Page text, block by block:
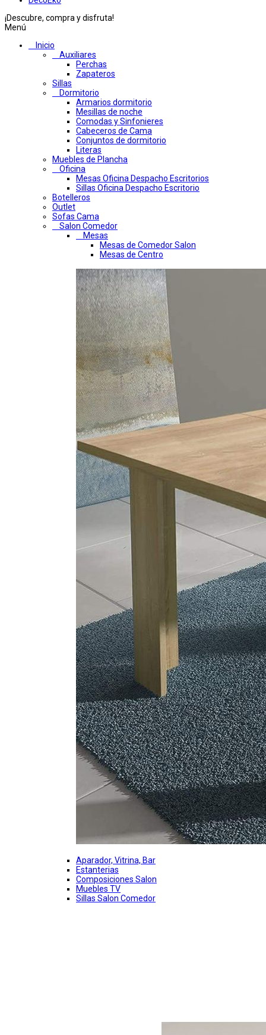
¡Descubre, compra y disfruta!
Menú
Inicio
Auxiliares
Perchas
Zapateros
Sillas
Dormitorio
Armarios dormitorio
Mesillas de noche
Comodas y Sinfonieres
Cabeceros de Cama
Conjuntos de dormitorio
Literas
Muebles de Plancha
Oficina
Mesas Oficina Despacho Escritorios
Sillas Oficina Despacho Escritorio
Botelleros
Outlet
Sofas Cama
Salon Comedor
Mesas
Mesas de Comedor Salon
Mesas de Centro
Aparador, Vitrina, Bar
Estanterias
Composiciones Salon
Muebles TV
Sillas Salon Comedor